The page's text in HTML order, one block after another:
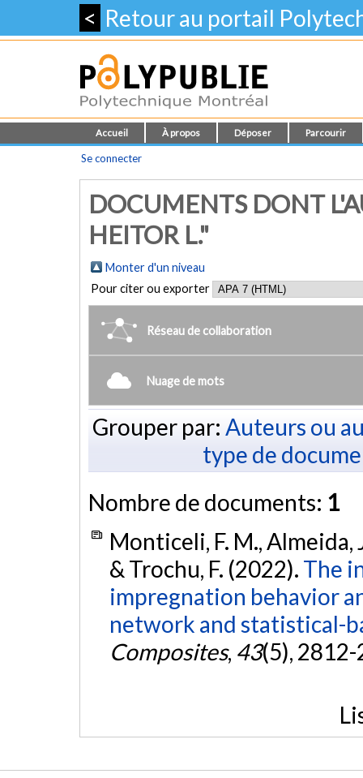
< Retour au portail
Accueil À propos Déposer Parcourir
Se connecter
DOCUMENTS DONT
HEITOR L."
Monter d'un niveau
Pour citer ou exporter
Réseau de collaboration
Nuage de mots
Grouper par: Auteurs ou
type de
Nombre de documents: 1
Monticeli, F. M., Almeida,
& Trochu, F. (2022). The
impregnation behavior
network and statistical-
Composites, 43(5),